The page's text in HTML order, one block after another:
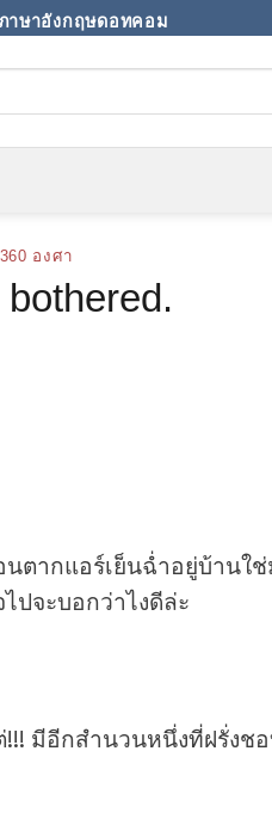
าษาอังกฤษดอทคอม
องศา
ตากแอร์เย็นฉ่ำอยู่บ้านใ
ปจะบอกว่าไงดีล่ะ
!!! มีอีกสำนวนหนึ่งที่ฝรั่งช